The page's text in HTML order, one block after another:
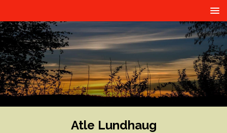
Atle Lundhaug